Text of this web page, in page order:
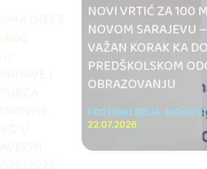
NOVI VRTIĆ ZA 100
NOVOM SARAJEVU
VAŽAN KORAK KA
PREDŠKOLSKOM
OBRAZOVANJU
FOTOGALERIJA,
22.07.2026